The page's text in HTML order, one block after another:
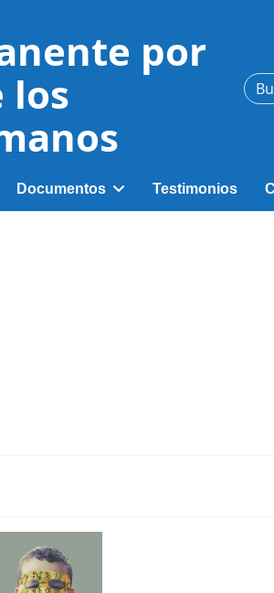
por
los
Documentos Testimonios